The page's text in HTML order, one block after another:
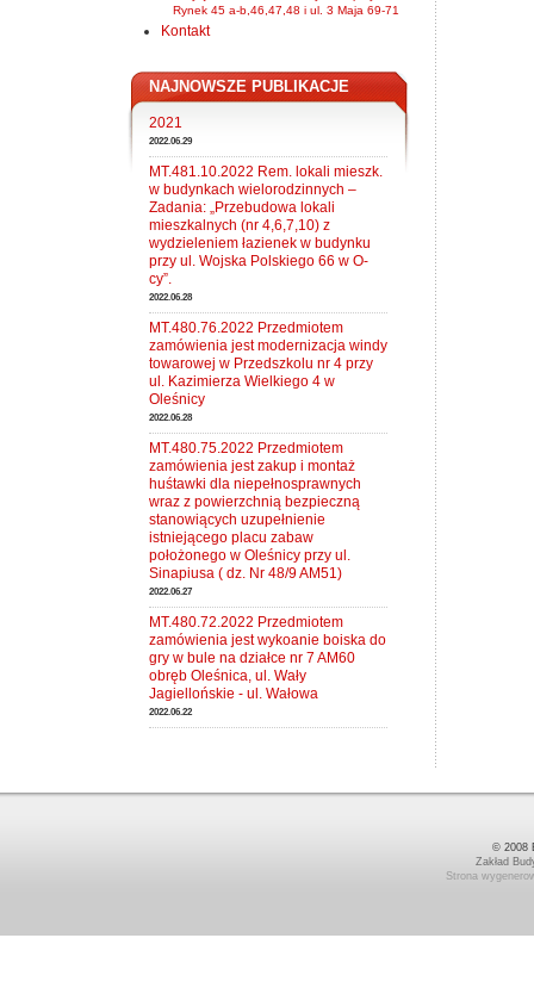
Rynek 45 a-b,46,47,48 i ul. 3 Maja 69-71
Kontakt
NAJNOWSZE PUBLIKACJE
2021
2022.06.29
MT.481.10.2022 Rem. lokali mieszk.
w budynkach wielorodzinnych –
Zadania: „Przebudowa lokali
mieszkalnych (nr 4,6,7,10) z
wydzieleniem łazienek w budynku
przy ul. Wojska Polskiego 66 w O-
cy”.
2022.06.28
MT.480.76.2022 Przedmiotem
zamówienia jest modernizacja windy
towarowej w Przedszkolu nr 4 przy
ul. Kazimierza Wielkiego 4 w
Oleśnicy
2022.06.28
MT.480.75.2022 Przedmiotem
zamówienia jest zakup i montaż
huśtawki dla niepełnosprawnych
wraz z powierzchnią bezpieczną
stanowiących uzupełnienie
istniejącego placu zabaw
położonego w Oleśnicy przy ul.
Sinapiusa ( dz. Nr 48/9 AM51)
2022.06.27
MT.480.72.2022 Przedmiotem
zamówienia jest wykoanie boiska do
gry w bule na działce nr 7 AM60
obręb Oleśnica, ul. Wały
Jagiellońskie - ul. Wałowa
2022.06.22
© 2008
Zakład
Strona